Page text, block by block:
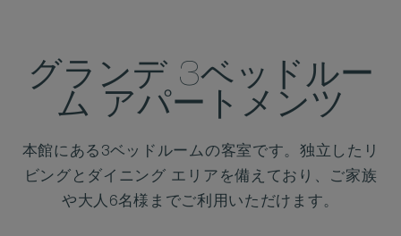
グランデ 3ベッドルー
ム アパートメンツ
本館にある3ベッドルームの客室です。独立したリ
ビングとダイニング エリアを備えており、ご家族
や大人6名様までご利用いただけます。